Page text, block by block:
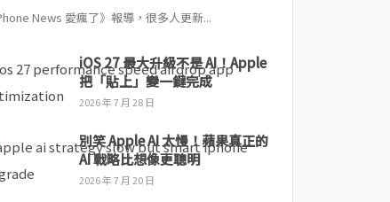
News 愛瘋了》報導，很多人更新...
iOS 27 最大升級不是 AI！Apple
把「貼上」變一鍵完成
2026 年 7 月 28 日
別笑 Apple AI 太慢！蘋果真正的
AI 戰略比想像更聰明
2026 年 7 月 20 日